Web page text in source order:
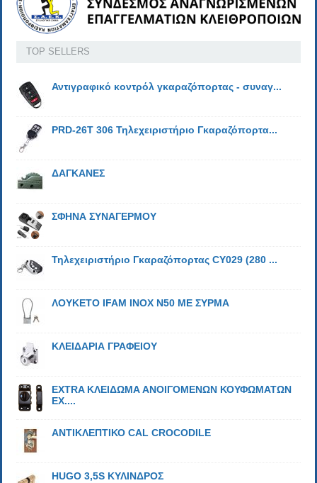
TOP SELLERS
Αντιγραφικό κοντρόλ γκαραζόπορτας - συναγ...
PRD-26T 306 Τηλεχειριστήριο Γκαραζόπορτα...
ΔΑΓΚΑΝΕΣ
ΣΦΗΝΑ ΣΥΝΑΓΕΡΜΟΥ
Τηλεχειριστήριο Γκαραζόπορτας CY029 (280 ...
ΛΟΥΚΕΤΟ IFAM ΙΝΟΧ N50 ΜΕ ΣΥΡΜΑ
ΚΛΕΙΔΑΡΙΑ ΓΡΑΦΕΙΟΥ
EXTRA ΚΛΕΙΔΩΜΑ ΑΝΟΙΓΟΜΕΝΩΝ ΚΟΥΦΩΜΑΤΩΝ
EX....
ΑΝΤΙΚΛΕΠΤΙΚΟ CAL CROCODILE
HUGO 3,5S ΚΥΛΙΝΔΡΟΣ